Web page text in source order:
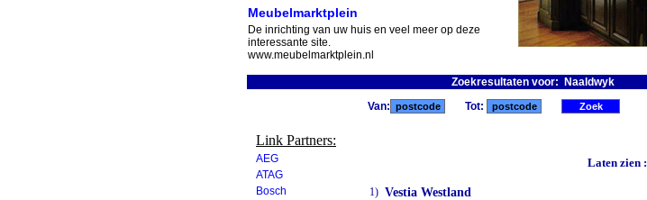
Meubelmarktplein
De inrichting van uw huis en veel meer op deze
interessante site.
www.meubelmarktplein.nl
Zoekresultaten voor: Naaldwyk
Link Partners:
AEG
ATAG
Bosch
Van: Tot:
Laten zien :
1) Vestia Westland